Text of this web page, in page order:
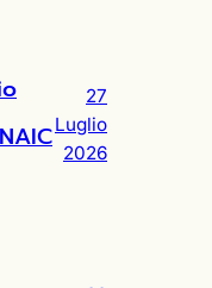
27
Luglio
2026